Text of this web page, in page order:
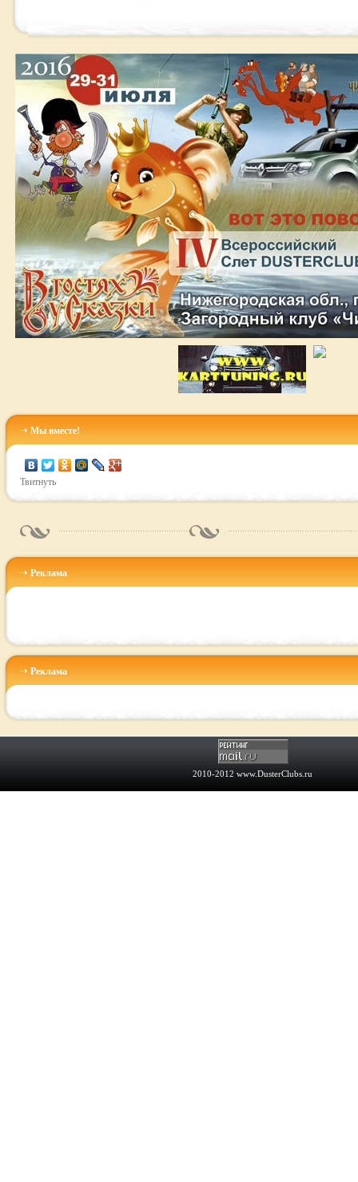
Мы вместе!
Твитнуть
Реклама
Реклама
2010-2012 www.DusterClubs.ru